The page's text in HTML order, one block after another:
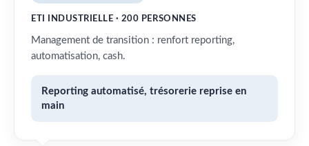
ETI INDUSTRIELLE · 200 PERSONNES
Management de transition : renfort reporting,
automatisation, cash.
Reporting automatisé, trésorerie reprise en
main